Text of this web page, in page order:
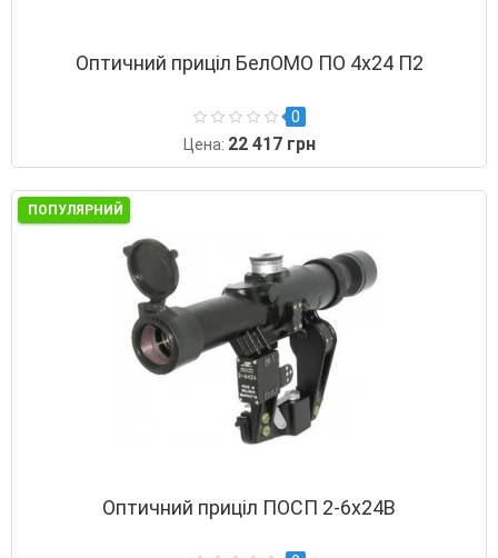
Оптичний приціл БелОМО ПО 4х24 П2
0
Цена: 22 417 грн
ПОПУЛЯРНИЙ
Оптичний приціл ПОСП 2-6x24В